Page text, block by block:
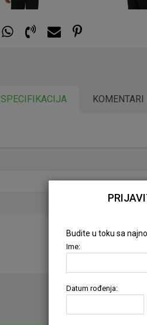
SPECIFIKACIJA KOMENTARI
Email
Budite u toku sa
Ime:
Datum rođenja: